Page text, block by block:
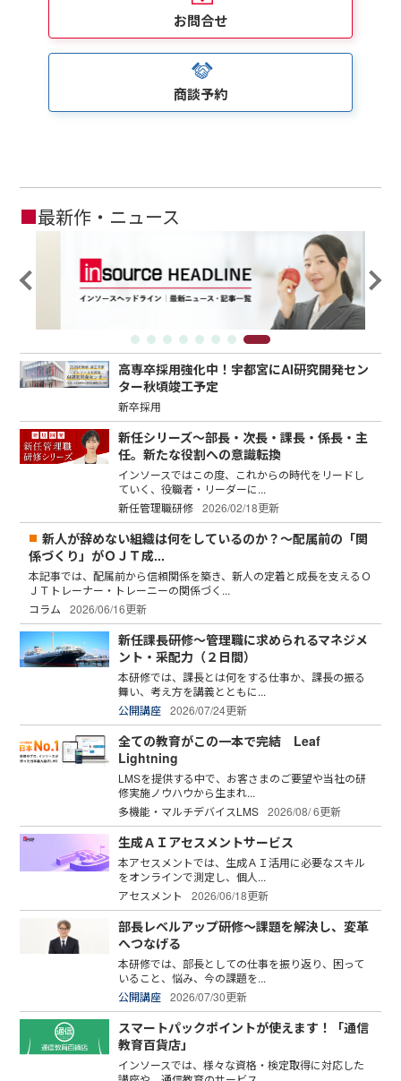
お問合せ
商談予約
■最新作・ニュース
高専卒採用強化中！宇都宮にAI研究開発セン
ター秋頃竣工予定
新卒採用
新任シリーズ～部長・次長・課長・係長・主
任。新たな役割への意識転換
インソースではこの度、これからの時代をリードし
ていく、役職者・リーダーに...
新任管理職研修 2026/02/18更新
新人が辞めない組織は何をしているのか？～配属前の「関
係づくり」がＯＪＴ成...
本記事では、配属前から信頼関係を築き、新人の定着と成長を支えるＯ
ＪＴトレーナー・トレーニーの関係づく...
コラム
2026/06/16更新
新任課長研修～管理職に求められるマネジメ
ント・采配力（２日間）
本研修では、課長とは何をする仕事か、課長の振る
舞い、考え方を講義とともに...
公開講座 2026/07/24更新
全ての教育がこの一本で完結 Leaf
Lightning
LMSを提供する中で、お客さまのご要望や当社の研
修実施ノウハウから生まれ...
多機能・マルチデバイスLMS 2026/08/ 6更新
生成ＡＩアセスメントサービス
本アセスメントでは、生成ＡＩ活用に必要なスキル
をオンラインで測定し、個人...
アセスメント
2026/06/18更新
部長レベルアップ研修～課題を解決し、変革
へつなげる
本研修では、部長としての仕事を振り返り、困って
いること、悩み、今の課題を...
公開講座 2026/07/30更新
スマートパックポイントが使えます！「通信
教育百貨店」
インソースでは、様々な資格・検定取得に対応した